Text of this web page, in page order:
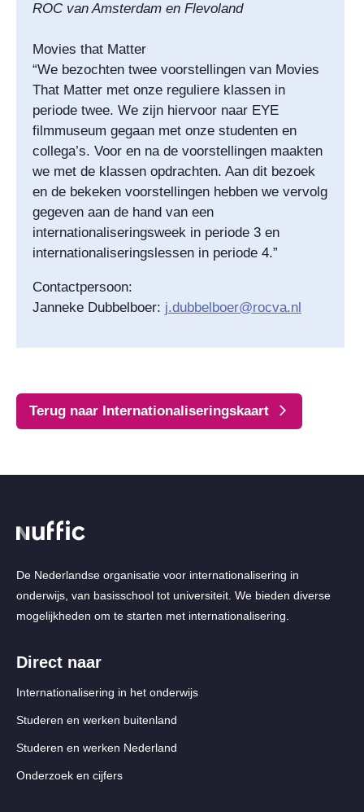
ROC van Amsterdam en Flevoland
Movies that Matter
“We bezochten twee voorstellingen van Movies
That Matter met onze reguliere klassen in
periode twee. We zijn hiervoor naar EYE
filmmuseum gegaan met onze studenten en
collega’s. Voor en na de voorstellingen maakten
we met de klassen opdrachten. Aan dit bezoek
en de bekeken voorstellingen hebben we vervolg
gegeven aan de hand van een
internationaliseringsweek in periode 3 en
internationaliseringslessen in periode 4.”
Contactpersoon:
Janneke Dubbelboer: j.dubbelboer@rocva.nl
Terug naar Internationaliseringskaart
De Nederlandse organisatie voor internationalisering in
onderwijs, van basisschool tot universiteit. We bieden diverse
mogelijkheden om te starten met internationalisering.
Direct naar
Internationalisering in het onderwijs
Studeren en werken buitenland
Studeren en werken Nederland
Onderzoek en cijfers